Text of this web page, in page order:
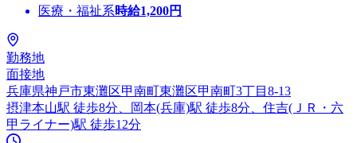
医療・福祉系時給1,200円
勤務地
面接地
兵庫県神戸市東灘区甲南町東灘区甲南町3丁目8-13
摂津本山駅 徒歩8分、岡本(兵庫)駅 徒歩8分、住吉(ＪＲ・六
甲ライナー)駅 徒歩12分